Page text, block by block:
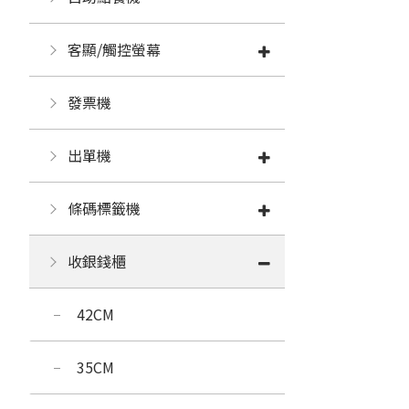
客顯/觸控螢幕
發票機
出單機
條碼標籤機
收銀錢櫃
42CM
35CM